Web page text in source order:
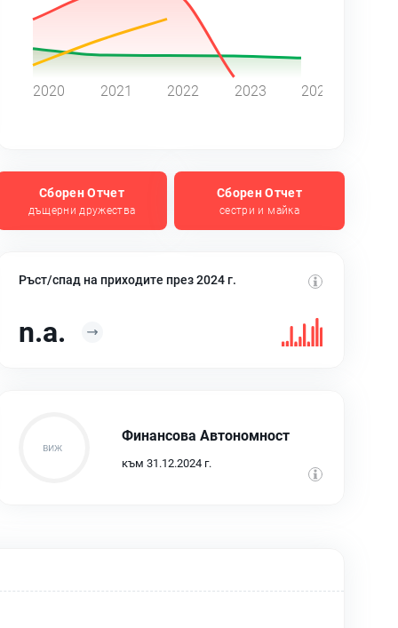
2020 2021 2022 2023 2024
Сборен Отчет
дъщерни дружества
Сборен Отчет
сестри и майка
Ръст/спад на приходите през 2024 г.
n.a.
Финансова Автономност
към 31.12.2024 г.